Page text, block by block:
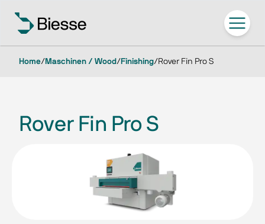
Home/ Maschinen / Wood/ Finishing/ Rover Fin Pro S
Rover Fin Pro S